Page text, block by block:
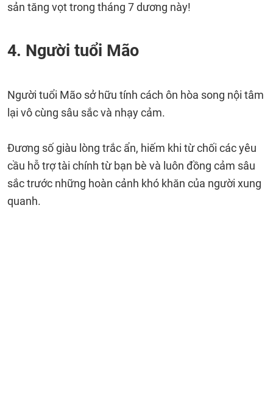
sản tăng vọt trong tháng 7 dương này!
4. Người tuổi Mão
Người tuổi Mão sở hữu tính cách ôn hòa song nội tâm
lại vô cùng sâu sắc và nhạy cảm.
Đương số giàu lòng trắc ẩn, hiếm khi từ chối các yêu
cầu hỗ trợ tài chính từ bạn bè và luôn đồng cảm sâu
sắc trước những hoàn cảnh khó khăn của người xung
quanh.